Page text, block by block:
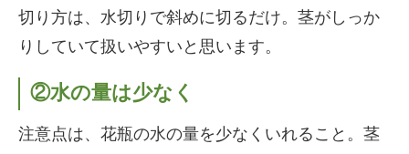
切り方は、水切りで斜めに切るだけ。茎がしっか
りしていて扱いやすいと思います。
②水の量は少なく
注意点は、花瓶の水の量を少なくいれること。茎